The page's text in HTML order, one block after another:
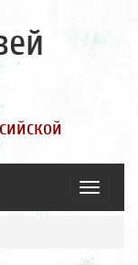
Toggle